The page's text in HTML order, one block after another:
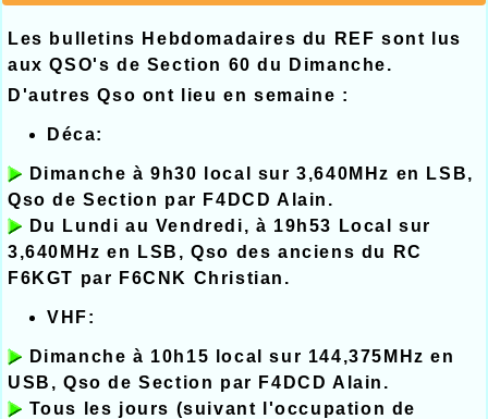
Les bulletins Hebdomadaires du REF sont lus
aux QSO's de Section 60 du Dimanche.
D'autres Qso ont lieu en semaine :
Déca:
Dimanche à 9h30 local sur 3,640MHz en LSB,
Qso de Section par F4DCD Alain.
Du Lundi au Vendredi, à 19h53 Local sur
3,640MHz en LSB, Qso des anciens du RC
F6KGT par F6CNK Christian.
VHF:
Dimanche à 10h15 local sur 144,375MHz en
USB, Qso de Section par F4DCD Alain.
Tous les jours (suivant l'occupation de